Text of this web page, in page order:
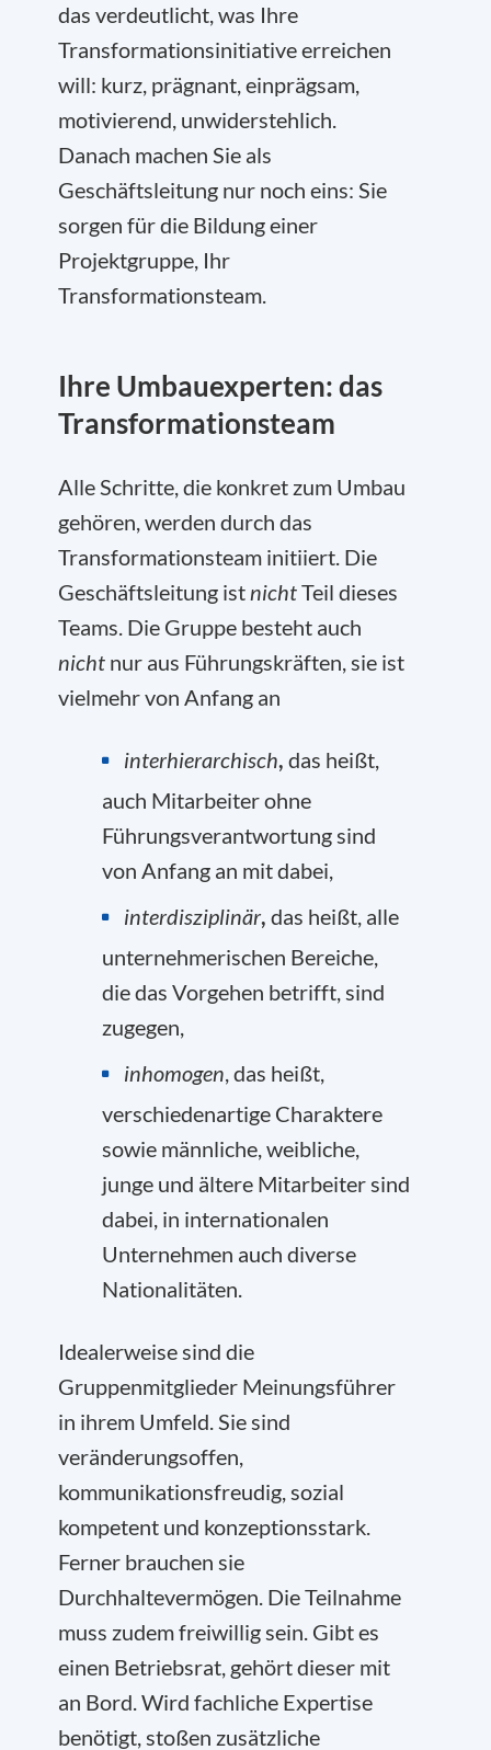
das verdeutlicht, was Ihre
Transformationsinitiative erreichen
will: kurz, prägnant, einprägsam,
motivierend, unwiderstehlich.
Danach machen Sie als
Geschäftsleitung nur noch eins: Sie
sorgen für die Bildung einer
Projektgruppe, Ihr
Transformationsteam.
Ihre Umbauexperten: das
Transformationsteam
Alle Schritte, die konkret zum Umbau
gehören, werden durch das
Transformationsteam initiiert. Die
Geschäftsleitung istnichtTeil dieses
Teams. Die Gruppe besteht auch
nicht nur aus Führungskräften, sie ist
vielmehr von Anfang an
interhierarchisch, das heißt,
auch Mitarbeiter ohne
Führungsverantwortung sind
von Anfang an mit dabei,
interdisziplinär, das heißt, alle
unternehmerischen Bereiche,
die das Vorgehen betrifft, sind
zugegen,
inhomogen, das heißt,
verschiedenartige Charaktere
sowie männliche, weibliche,
junge und ältere Mitarbeiter sind
dabei, in internationalen
Unternehmen auch diverse
Nationalitäten.
Idealerweise sind die
Gruppenmitglieder Meinungsführer
in ihrem Umfeld. Sie sind
veränderungsoffen,
kommunikationsfreudig, sozial
kompetent und konzeptionsstark.
Ferner brauchen sie
Durchhaltevermögen. Die Teilnahme
muss zudem freiwillig sein. Gibt es
einen Betriebsrat, gehört dieser mit
an Bord. Wird fachliche Expertise
benötigt, stoßen zusätzliche